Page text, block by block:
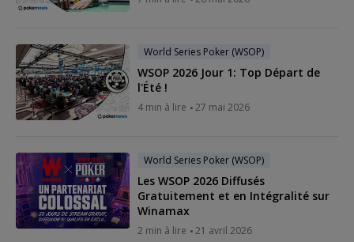
World Series Poker (WSOP)
WSOP 2026 Jour 1: Top Départ de
l'Été !
4 min à lire 27 mai 2026
World Series Poker (WSOP)
Les WSOP 2026 Diffusés
Gratuitement et en Intégralité sur
Winamax
2 min à lire 21 avril 2026